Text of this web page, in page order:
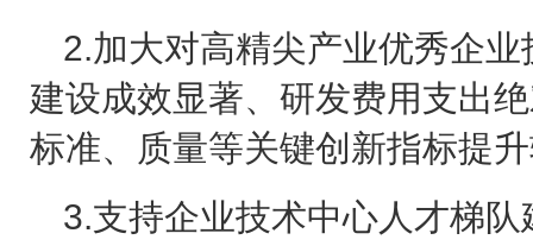
2.加大对高精尖产业优秀企
建设成效显著、研发费用支出
标准、质量等关键创新指标提
3.支持企业技术中心人才梯